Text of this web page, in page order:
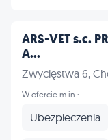
ARS-VET s.c.
A...
Zwycięstwa 6,
W ofercie m.in.:
Ubezpieczenia